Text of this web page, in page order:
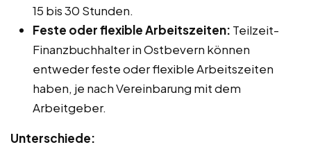
15 bis 30 Stunden.
Feste oder flexible Arbeitszeiten: Teilzeit-
Finanzbuchhalter in Ostbevern können
entweder feste oder flexible Arbeitszeiten
haben, je nach Vereinbarung mit dem
Arbeitgeber.
Unterschiede: